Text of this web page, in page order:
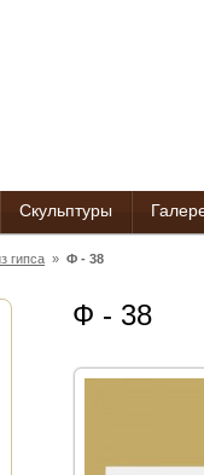
Скульптуры
гипса » Ф - 38
Ф - 38